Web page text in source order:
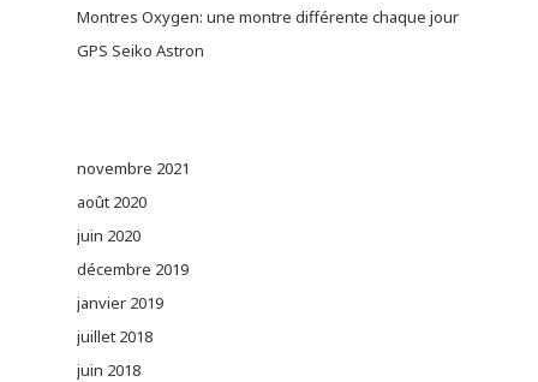
Montres Oxygen: une montre différente chaque jour
GPS Seiko Astron
novembre 2021
août 2020
juin 2020
décembre 2019
janvier 2019
juillet 2018
juin 2018